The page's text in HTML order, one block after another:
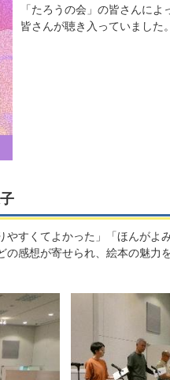
「たろうの会」の皆さんに
皆さんが聴き入っていました。
すくてよかった」「ほんがよ
感想が寄せられ、絵本の魅力